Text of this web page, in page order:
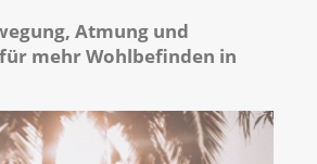
Atmung und
mehr Wohlbefinden in